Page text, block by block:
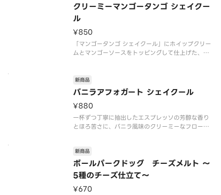
クリーミーマンゴータンゴ シェイクー
ル
¥850
「マンゴータンゴ シェイクール」にホイップクリー
ムとマンゴーソースをトッピングして仕上げた、季
しみください。
※食物アレルギー・エネルギー情報に関しては、タ
リーズコー
バニラアフォガート シェイクール
新商品
¥880
一杯ずつ丁寧に抽出したエスプレッソの芳醇な香り
とほろ苦さに、バニラ風味のクリーミーなフローズ
けする、こだわりの一杯をお楽しみください。
※食物アレルギー・エネルギー情
ボールパークドッグ チーズメルト ～
5種のチーズ仕立て～
新商品
¥670